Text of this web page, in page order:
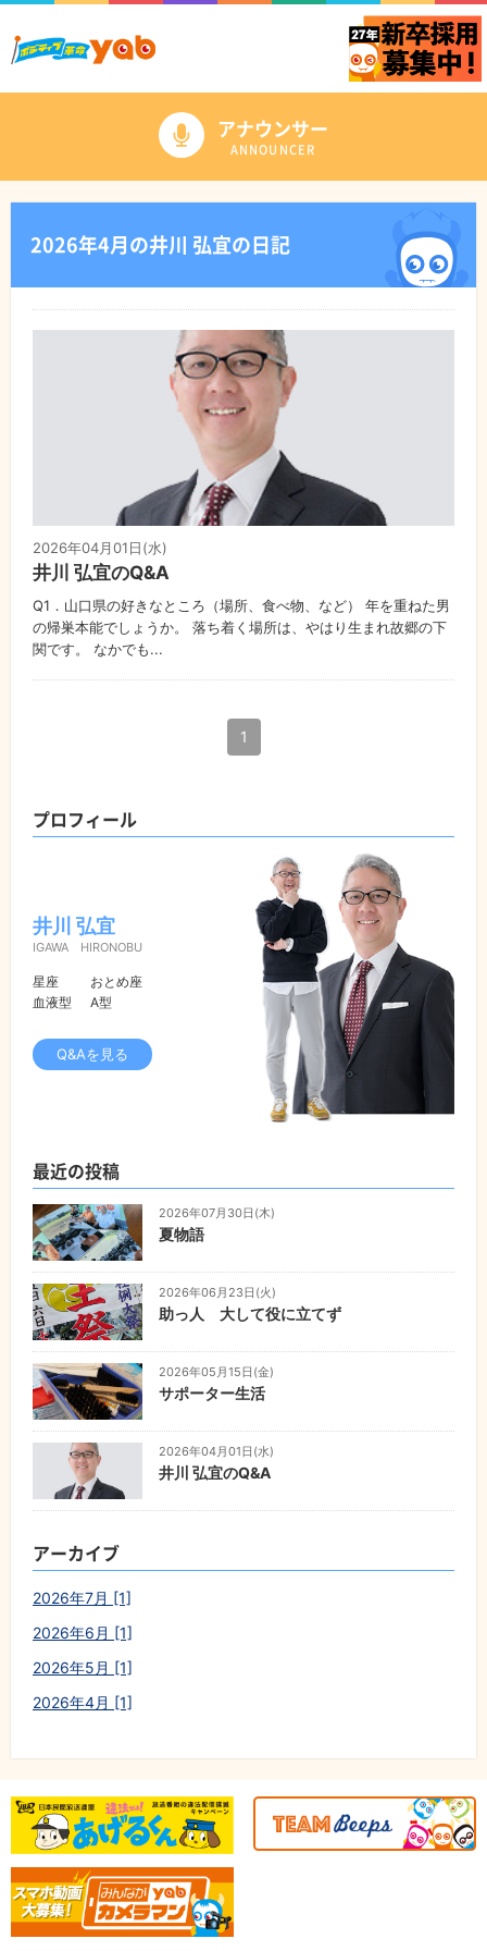
アナウンサー
ANNOUNCER
2026年4月の井川 弘宜の日記
2026年04月01日(水)
井川 弘宜のQ&A
Q1．山口県の好きなところ（場所、食べ物、など） 年を重ねた男
の帰巣本能でしょうか。 落ち着く場所は、やはり生まれ故郷の下
関です。 なかでも...
1
プロフィール
井川 弘宜
IGAWA HIRONOBU
星座
おとめ座
血液型
A型
Q&Aを見る
最近の投稿
2026年07月30日(木)
夏物語
2026年06月23日(火)
助っ人 大して役に立てず
2026年05月15日(金)
サポーター生活
2026年04月01日(水)
井川 弘宜のQ&A
アーカイブ
2026年7月 [1]
2026年6月 [1]
2026年5月 [1]
2026年4月 [1]